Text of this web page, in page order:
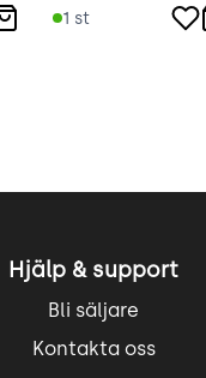
1 st
Hjälp & support
Bli säljare
Kontakta oss